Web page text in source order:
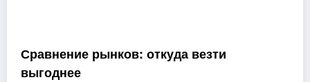
Сравнение рынков: откуда везти
выгоднее